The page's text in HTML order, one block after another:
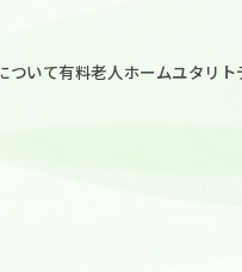
ついて有料老人ホームユタリト